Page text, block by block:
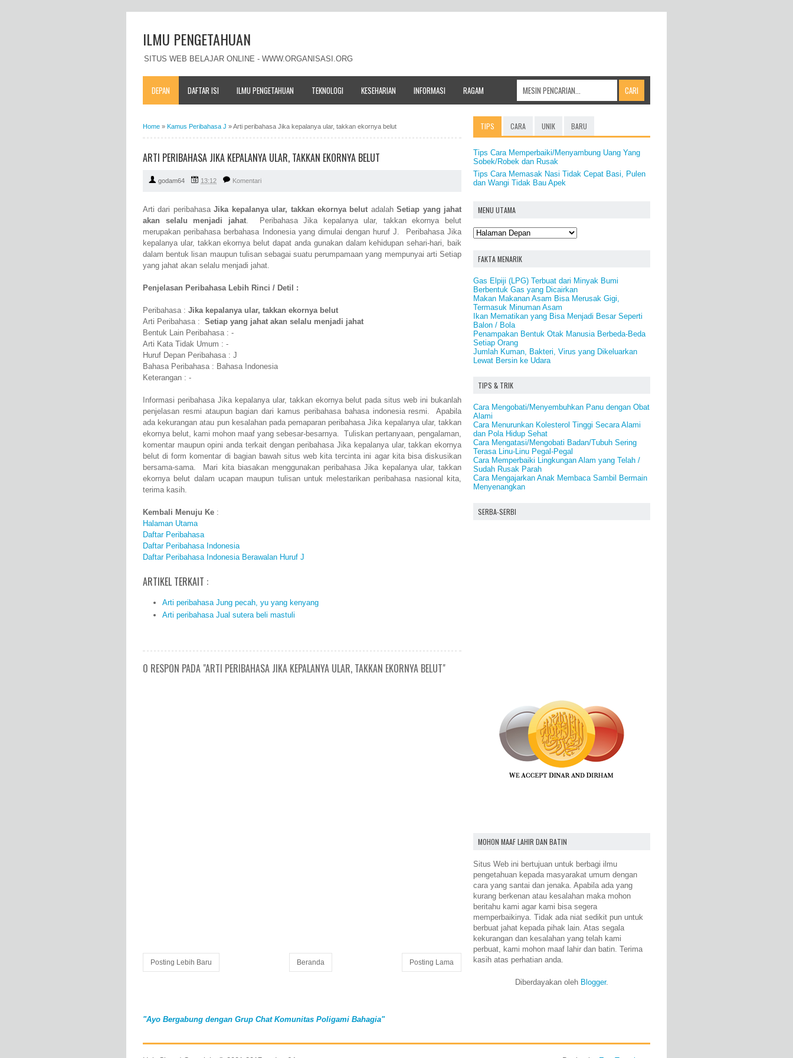
ILMU PENGETAHUAN
SITUS WEB BELAJAR ONLINE - WWW.ORGANISASI.ORG
DEPAN DAFTAR ISI ILMU PENGETAHUAN TEKNOLOGI KESEHARIAN INFORMASI RAGAM
Home » Kamus Peribahasa J »Arti peribahasa Jika kepalanya ular, takkan ekornya belut
ARTI PERIBAHASA JIKA KEPALANYA ULAR, TAKKAN EKORNYA BELUT
godam64 13:12 Komentari
Arti dari peribahasaJika kepalanya ular, takkan ekornya belut adalahSetiap yang jahat
akan selalu menjadi jahat. Peribahasa Jika kepalanya ular, takkan ekornya belut
merupakan peribahasa berbahasa Indonesia yang dimulai dengan huruf J. Peribahasa Jika
kepalanya ular, takkan ekornya belut dapat anda gunakan dalam kehidupan sehari-hari, baik
dalam bentuk lisan maupun tulisan sebagai suatu perumpamaan yang mempunyai arti Setiap
yang jahat akan selalu menjadi jahat.
Penjelasan Peribahasa Lebih Rinci / Detil :
Peribahasa : Jika kepalanya ular, takkan ekornya belut
Arti Peribahasa : Setiap yang jahat akan selalu menjadi jahat
Bentuk Lain Peribahasa : -
Arti Kata Tidak Umum : -
Huruf Depan Peribahasa : J
Bahasa Peribahasa : Bahasa Indonesia
Keterangan : -
Informasi peribahasa Jika kepalanya ular, takkan ekornya belut pada situs web ini bukanlah
penjelasan resmi ataupun bagian dari kamus peribahasa bahasa indonesia resmi. Apabila
ada kekurangan atau pun kesalahan pada pemaparan peribahasa Jika kepalanya ular, takkan
ekornya belut, kami mohon maaf yang sebesar-besarnya. Tuliskan pertanyaan, pengalaman,
komentar maupun opini anda terkait dengan peribahasa Jika kepalanya ular, takkan ekornya
belut di form komentar di bagian bawah situs web kita tercinta ini agar kita bisa diskusikan
bersama-sama. Mari kita biasakan menggunakan peribahasa Jika kepalanya ular, takkan
ekornya belut dalam ucapan maupun tulisan untuk melestarikan peribahasa nasional kita,
terima kasih.
Kembali Menuju Ke :
Halaman Utama
Daftar Peribahasa
Daftar Peribahasa Indonesia
Daftar Peribahasa Indonesia Berawalan Huruf J
ARTIKEL TERKAIT :
Arti peribahasa Jung pecah, yu yang kenyang
Arti peribahasa Jual sutera beli mastuli
0 RESPON PADA "ARTI PERIBAHASA JIKA KEPALANYA ULAR, TAKKAN EKORNYA BELUT"
Posting Lebih Baru Posting Lama
Beranda
"Ayo Bergabung dengan Grup Chat Komunitas Poligami Bahagia"
TIPS CARA UNIK BARU
Tips Cara Memperbaiki/Menyambung Uang Yang
Sobek/Robek dan Rusak
Tips Cara Memasak Nasi Tidak Cepat Basi, Pulen
dan Wangi Tidak Bau Apek
MENU UTAMA
FAKTA MENARIK
Gas Elpiji (LPG) Terbuat dari Minyak Bumi
Berbentuk Gas yang Dicairkan
Makan Makanan Asam Bisa Merusak Gigi,
Termasuk Minuman Asam
Ikan Mematikan yang Bisa Menjadi Besar Seperti
Balon / Bola
Penampakan Bentuk Otak Manusia Berbeda-Beda
Setiap Orang
Jumlah Kuman, Bakteri, Virus yang Dikeluarkan
Lewat Bersin ke Udara
TIPS & TRIK
Cara Mengobati/Menyembuhkan Panu dengan Obat
Alami
Cara Menurunkan Kolesterol Tinggi Secara Alami
dan Pola Hidup Sehat
Cara Mengatasi/Mengobati Badan/Tubuh Sering
Terasa Linu-Linu Pegal-Pegal
Cara Memperbaiki Lingkungan Alam yang Telah /
Sudah Rusak Parah
Cara Mengajarkan Anak Membaca Sambil Bermain
Menyenangkan
SERBA-SERBI
MOHON MAAF LAHIR DAN BATIN
Situs Web ini bertujuan untuk berbagi ilmu
pengetahuan kepada masyarakat umum dengan
cara yang santai dan jenaka. Apabila ada yang
kurang berkenan atau kesalahan maka mohon
beritahu kami agar kami bisa segera
memperbaikinya. Tidak ada niat sedikit pun untuk
berbuat jahat kepada pihak lain. Atas segala
kekurangan dan kesalahan yang telah kami
perbuat, kami mohon maaf lahir dan batin. Terima
kasih atas perhatian anda.
Diberdayakan oleh Blogger.